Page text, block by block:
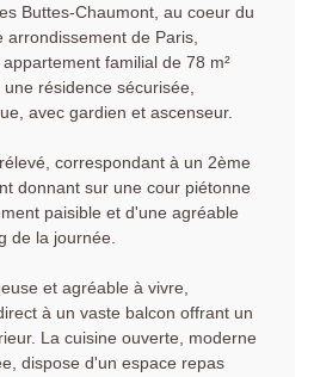
Buttes-Chaumont, au coeur du
de Paris,
familial de 78 m²
résidence sécurisée,
avec gardien et ascenseur.
correspondant à un 2ème
donnant sur une cour piétonne
paisible et d'une agréable
de la journée.
et agréable à vivre,
à un vaste balcon offrant un
La cuisine ouverte, moderne
dispose d'un espace repas